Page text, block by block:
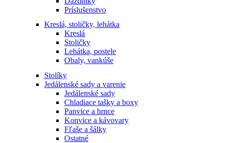
Príslušenstvo
Kreslá, stoličky, lehátka
Kreslá
Stoličky
Lehátka, postele
Obaly, vankúše
Stolíky
Jedálenské sady a varenie
Jedálenské sady
Chladiace tašky a boxy
Panvice a hrnce
Konvice a kávovary
Fľaše a šálky
Ostatné